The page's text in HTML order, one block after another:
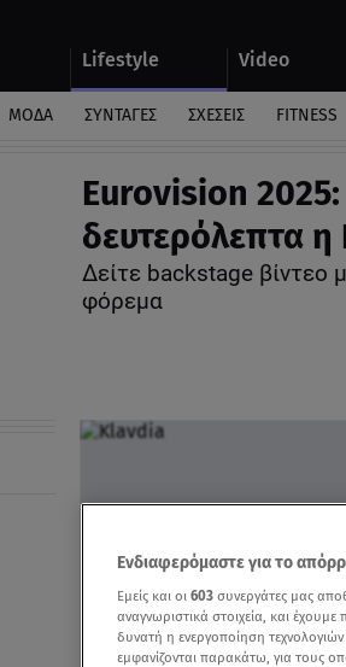
Lifestyle Video
ΜΟΔΑ ΣΥΝΤΑΓΕΣ ΣΧΕΣΕΙΣ FITNESS
Eurovision
δευτερόλεπτα
Δείτε backstage βίντεο
φόρεμα
Ενδιαφερόμαστε για το
Εμείς και οι 603 συνεργάτες μας
αναγνωριστικά στοιχεία, και
δυνατή η ενεργοποίηση
εμφανίζονται παρακάτω, για τους